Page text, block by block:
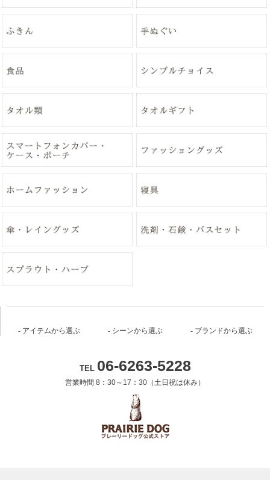
アイテムから選ぶ シーンから選ぶ ブランドから選ぶ
TEL 06-6263-5228
営業時間 8：30～17：30（土日祝は休み）